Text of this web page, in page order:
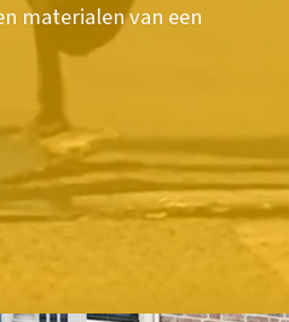
materialen van een